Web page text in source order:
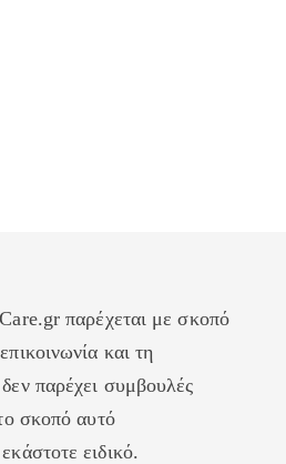
παρέχεται με σκοπό
και τη
παρέχει συμβουλές
σκοπό αυτό
ειδικό.